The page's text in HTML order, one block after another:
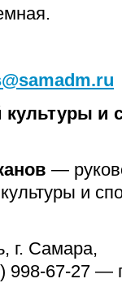
и
—
и
г. Самара,
998-67-27 —